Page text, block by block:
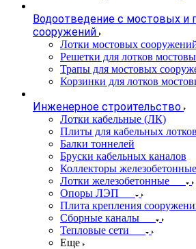
Водоотведение с мостовых и
сооружений
Лотки мостовых
Решетки для лотков
Трапы для мостовых
Корзинки для лотков
Инженерное строительство
Лотки кабельные (ЛК)
Плиты для кабельных
Балки тоннелей
Бруски кабельных каналов
Коллекторы железобетонные
Лотки железобетонные
Опоры ЛЭП
Плита крепления
Сборные каналы
Тепловые сети
Еще